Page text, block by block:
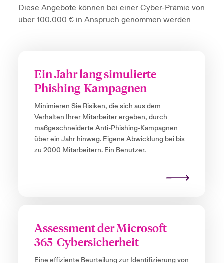
Diese Angebote können bei einer Cyber-Prämie von
über 100.000 € in Anspruch genommen werden
Ein Jahr lang simulierte
Phishing-Kampagnen
Minimieren Sie Risiken, die sich aus dem
Verhalten Ihrer Mitarbeiter ergeben, durch
maßgeschneiderte Anti-Phishing-Kampagnen
über ein Jahr hinweg. Eigene Abwicklung bei bis
zu 2000 Mitarbeitern. Ein Benutzer.
Assessment der Microsoft
365-Cybersicherheit
Eine effiziente Beurteilung zur Identifizierung von